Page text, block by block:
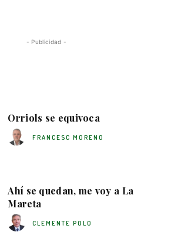
- Publicidad -
Orriols se equivoca
FRANCESC MORENO
Ahí se quedan, me voy a La
Mareta
CLEMENTE POLO